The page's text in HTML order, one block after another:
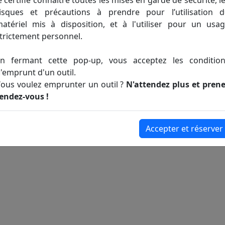
Nettoyeur à haute pression
Participation : 10 €
Aucune disponibilité pour cet outil
et précautions à prendre pour l’utilisation
mis à disposition, et à l'utiliser pour un
personnel.
fermant cette pop-up, vous acceptez les
d'un outil.
voulez emprunter un outil ? N'attendez plus et
vous !
Accepter et réserver